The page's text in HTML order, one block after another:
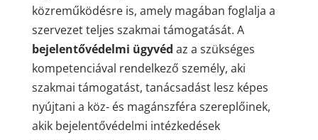
közreműködésre is, amely magában foglalja a
szervezet teljes szakmai támogatását. A
bejelentővédelmi ügyvéd az a szükséges
kompetenciával rendelkező személy, aki
szakmai támogatást, tanácsadást lesz képes
nyújtani a köz- és magánszféra szereplőinek,
akik bejelentővédelmi intézkedések